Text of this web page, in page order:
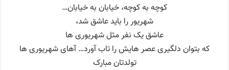
کوچه به کوچه، خیابان به خیابان…
شهریور را باید عاشق شد،
عاشق یک نفر مثل شهریوری ها
که بتوان دلگیری عصر هایش را تاب آورد… آهای شهریوری ها
تولدتان مبارک